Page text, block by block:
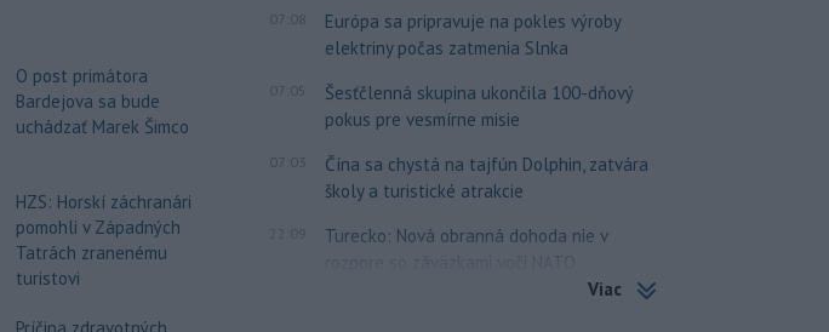
O post primátora
Bardejova sa bude
uchádzať Marek Šimco
HZS: Horskí záchranári
pomohli v Západných
Tatrách zranenému
turistovi
07:08
Európa sa pripravuje na pokles výroby
elektriny počas zatmenia Slnka
07:05
Šesťčlenná skupina ukončila 100-dňový
pokus pre vesmírne misie
07:03
Čína sa chystá na tajfún Dolphin, zatvára
školy a turistické atrakcie
Turecko: Nová obranná dohoda nie v
rozpore so záväzkami voči NATO
Viac